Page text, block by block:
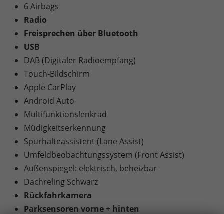
6 Airbags
Radio
Freisprechen über Bluetooth
USB
DAB (Digitaler Radioempfang)
Touch-Bildschirm
Apple CarPlay
Android Auto
Multifunktionslenkrad
Müdigkeitserkennung
Spurhalteassistent (Lane Assist)
Umfeldbeobachtungssystem (Front Assist)
Außenspiegel: elektrisch, beheizbar
Dachreling Schwarz
Rückfahrkamera
Parksensoren vorne + hinten